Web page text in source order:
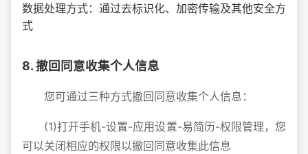
数据处理方式：通过去标识化、加密传输及其他安全方
式
8. 撤回同意收集个人信息
您可通过三种方式撤回同意收集个人信息：
(1)打开手机-设置-应用设置-易简历-权限管理，您
可以关闭相应的权限以撤回同意收集此信息